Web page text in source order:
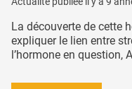
La découverte de cette
expliquer le lien entre
l’hormone en question,